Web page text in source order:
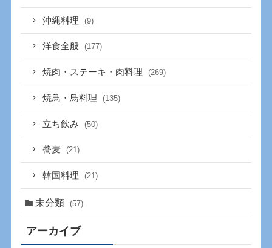
沖縄料理 (9)
洋食全般 (177)
焼肉・ステーキ・肉料理 (269)
焼鳥・鳥料理 (135)
立ち飲み (50)
蕎麦 (21)
韓国料理 (21)
未分類 (57)
アーカイブ